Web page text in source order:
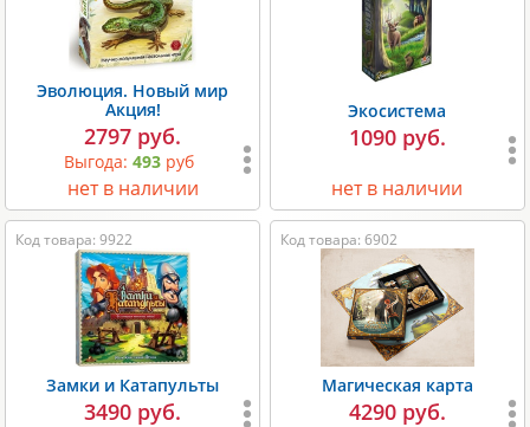
Эволюция. Новый мир
Акция!
2797 руб.
Выгода:493 руб
нет в наличии
Экосистема
1090 руб.
нет в наличии
Код товара: 9922
Замки и Катапульты
3490 руб.
Код товара: 6902
Магическая карта
4290 руб.